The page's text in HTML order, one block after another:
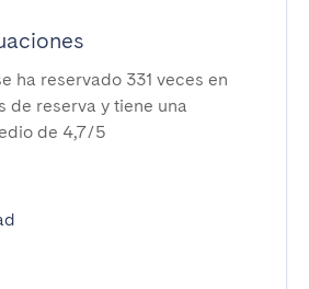
ha reservado 331 veces en
de reserva y tiene una
de 4,7/5